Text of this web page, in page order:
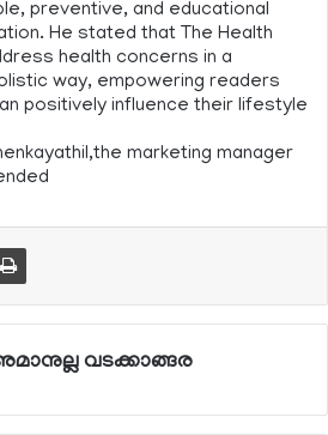
preventive, and educational
He stated that The Health
health concerns in a
way, empowering readers
positively influence their lifestyle
marketing manager
വടക്കാങ്ങര